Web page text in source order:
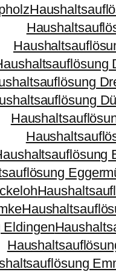
Eldingen